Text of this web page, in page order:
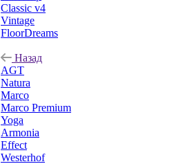
Classic v4
Vintage
FloorDreams
Назад
AGT
Natura
Marco
Marco Premium
Yoga
Armonia
Effect
Westerhof